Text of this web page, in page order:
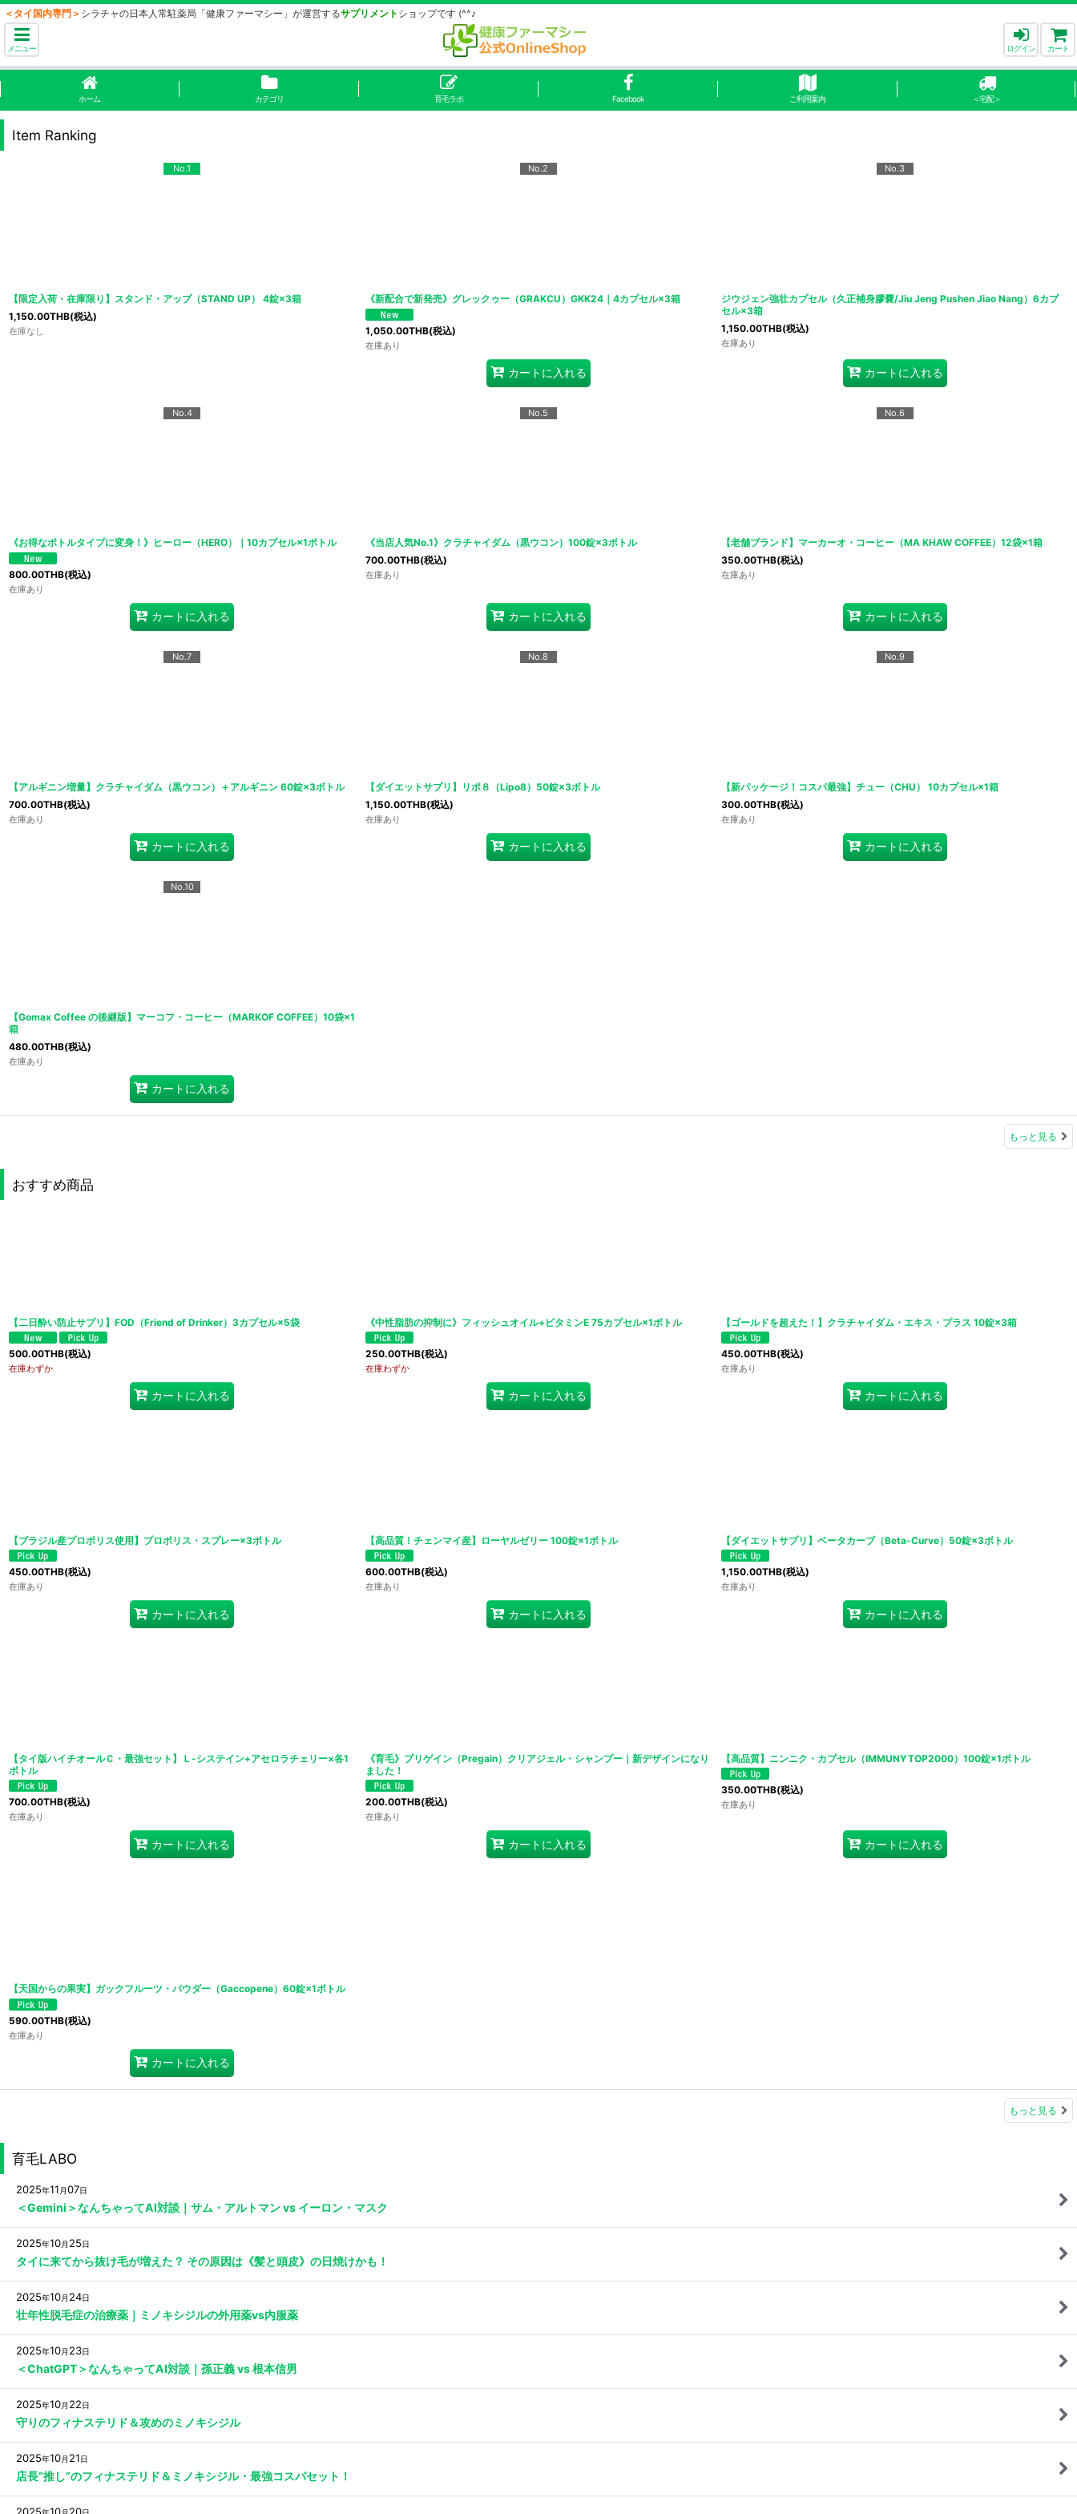
＜タイ国内専門＞ シラチャの日本人常駐薬局「健康ファーマシー」が運営するサプリメント ショップです (^^♪
メニュー ログイン カート
ホーム カテゴリ 育毛ラボ Facebook ご利用案内 ＜宅配＞
Item Ranking
No.1
【限定入荷・在庫限り】スタンド・アップ（STAND UP） 4錠×3箱
1,150.00THB(税込)
在庫なし
No.2
《新配合で新発売》グレックゥー（GRAKCU）GKK24｜4カプセル×3箱
1,050.00THB(税込)
在庫あり
カートに入れる
No.3
ジウジェン強壮カプセル（久正補身膠嚢/Jiu Jeng Pushen Jiao Nang）6カプ
セル×3箱
1,150.00THB(税込)
在庫あり
カートに入れる
No.4
《お得なボトルタイプに変身！》ヒーロー（HERO）｜10カプセル×1ボトル
800.00THB(税込)
在庫あり
カートに入れる
No.5
《当店人気No.1》クラチャイダム（黒ウコン）100錠×3ボトル
700.00THB(税込)
在庫あり
カートに入れる
No.6
【老舗ブランド】マーカーオ・コーヒー（MA KHAW COFFEE）12袋×1箱
350.00THB(税込)
在庫あり
カートに入れる
No.7
【アルギニン増量】クラチャイダム（黒ウコン）＋アルギニン 60錠×3ボトル
700.00THB(税込)
在庫あり
カートに入れる
No.8
【ダイエットサプリ】リポ８（Lipo8）50錠×3ボトル
1,150.00THB(税込)
在庫あり
カートに入れる
No.9
【新パッケージ！コスパ最強】チュー（CHU） 10カプセル×1箱
300.00THB(税込)
在庫あり
カートに入れる
No.10
【Gomax Coffee の後継版】マーコフ・コーヒー（MARKOF COFFEE）10袋×1
箱
480.00THB(税込)
在庫あり
カートに入れる
もっと見る
おすすめ商品
【二日酔い防止サプリ】FOD（Friend of Drinker）3カプセル×5袋
500.00THB(税込)
在庫わずか
カートに入れる
《中性脂肪の抑制に》フィッシュオイル+ビタミンE 75カプセル×1ボトル
250.00THB(税込)
在庫わずか
カートに入れる
【ゴールドを超えた！】クラチャイダム・エキス・プラス 10錠×3箱
450.00THB(税込)
在庫あり
カートに入れる
【ブラジル産プロポリス使用】プロポリス・スプレー×3ボトル
450.00THB(税込)
在庫あり
カートに入れる
【高品質！チェンマイ産】ローヤルゼリー 100錠×1ボトル
600.00THB(税込)
在庫あり
カートに入れる
【ダイエットサプリ】ベータカーブ（Beta-Curve）50錠×3ボトル
1,150.00THB(税込)
在庫あり
カートに入れる
【タイ版ハイチオールＣ・最強セット】Ｌ-システイン+アセロラチェリー×各1
ボトル
700.00THB(税込)
在庫あり
カートに入れる
《育毛》プリゲイン（Pregain）クリアジェル・シャンプー｜新デザインになり
ました！
200.00THB(税込)
在庫あり
カートに入れる
【高品質】ニンニク・カプセル（IMMUNYTOP2000）100錠×1ボトル
350.00THB(税込)
在庫あり
カートに入れる
【天国からの果実】ガックフルーツ・パウダー（Gaccopene）60錠×1ボトル
590.00THB(税込)
在庫あり
カートに入れる
もっと見る
育毛LABO
2025年11 月07日
＜Gemini＞なんちゃってAI対談｜サム・アルトマン vs イーロン・マスク
2025年10月 25日
タイに来てから抜け毛が増えた？ その原因は《髪と頭皮》の日焼けかも！
2025年10月 24日
壮年性脱毛症の治療薬｜ミノキシジルの外用薬vs内服薬
2025年10月 23日
＜ChatGPT＞なんちゃってAI対談｜孫正義 vs 根本信男
2025年10月 22日
守りのフィナステリド＆攻めのミノキシジル
2025年10月 21日
店長“推し”のフィナステリド＆ミノキシジル・最強コスパセット！
2025年10月 20日